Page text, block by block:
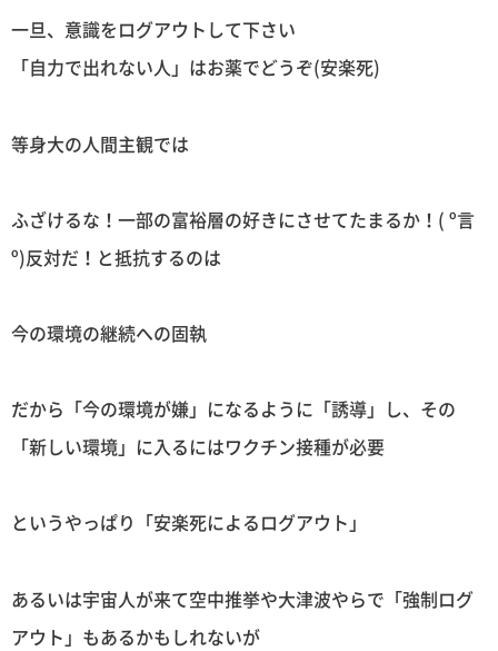
一旦、意識をログアウトして下さい
「自力で出れない人」はお薬でどうぞ(安楽死)
等身大の人間主観では
ふざけるな！一部の富裕層の好きにさせてたまるか！( º言
º)反対だ！と抵抗するのは
今の環境の継続への固執
だから「今の環境が嫌」になるように「誘導」し、その
「新しい環境」に入るにはワクチン接種が必要
というやっぱり「安楽死によるログアウト」
あるいは宇宙人が来て空中推挙や大津波やらで「強制ログ
アウト」もあるかもしれないが